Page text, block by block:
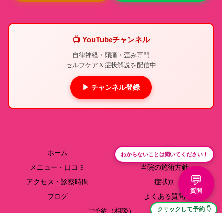
📺 YouTubeチャンネル
自律神経・頭痛・歪み専門
セルフケア＆症状解説を配信中
▶ チャンネル登録
ホーム
院長紹介
メニュー・口コミ
当院の施術方針
アクセス・診察時間
症状別
ブログ
よくある質問
ご予約（相談）
わからないことは聞いてください！
💬
質問
クリックして予約 👇